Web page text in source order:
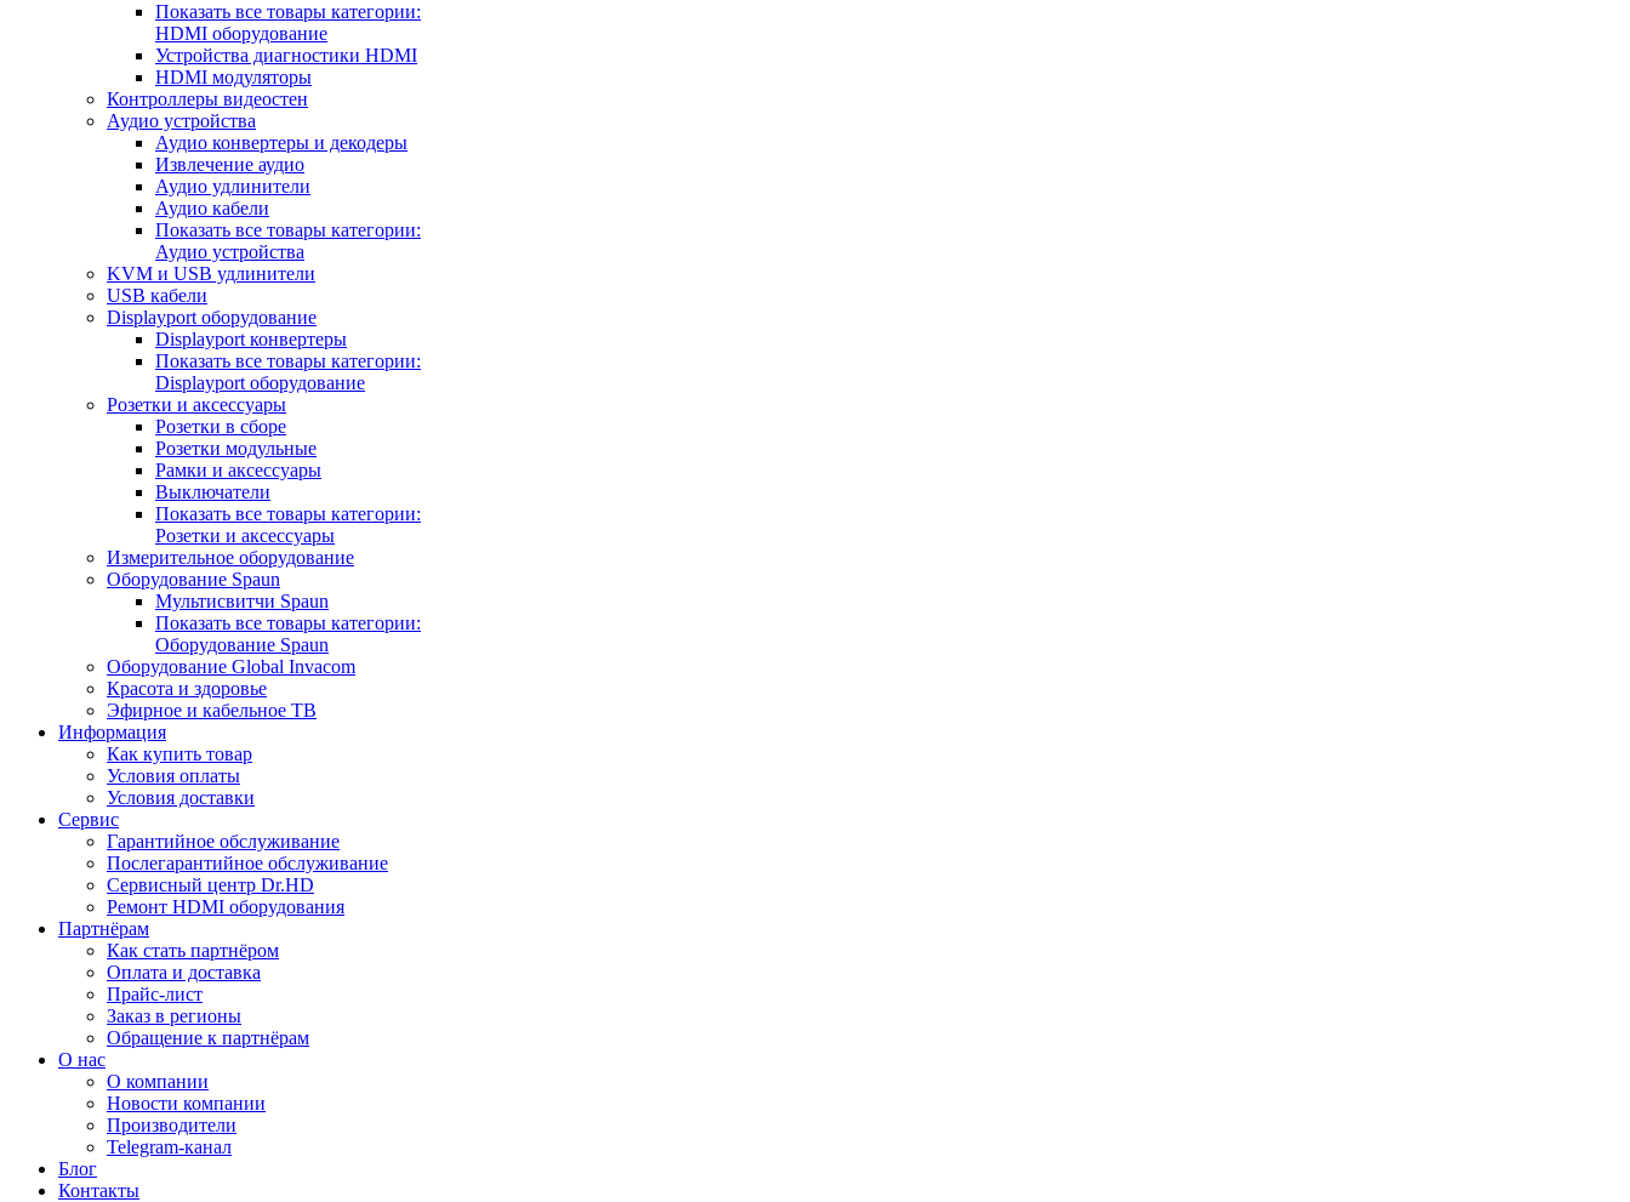
Показать все товары категории:
HDMI оборудование
Устройства диагностики HDMI
HDMI модуляторы
Контроллеры видеостен
Аудио устройства
Аудио конвертеры и декодеры
Извлечение аудио
Аудио удлинители
Аудио кабели
Показать все товары категории:
Аудио устройства
KVM и USB удлинители
USB кабели
Displayport оборудование
Displayport конвертеры
Показать все товары категории:
Displayport оборудование
Розетки и аксессуары
Розетки в сборе
Розетки модульные
Рамки и аксессуары
Выключатели
Показать все товары категории:
Розетки и аксессуары
Измерительное оборудование
Оборудование Spaun
Мультисвитчи Spaun
Показать все товары категории:
Оборудование Spaun
Оборудование Global Invacom
Красота и здоровье
Эфирное и кабельное ТВ
Информация
Как купить товар
Условия оплаты
Условия доставки
Сервис
Гарантийное обслуживание
Послегарантийное обслуживание
Сервисный центр Dr.HD
Ремонт HDMI оборудования
Партнёрам
Как стать партнёром
Оплата и доставка
Прайс-лист
Заказ в регионы
Обращение к партнёрам
О нас
О компании
Новости компании
Производители
Telegram-канал
Блог
Контакты